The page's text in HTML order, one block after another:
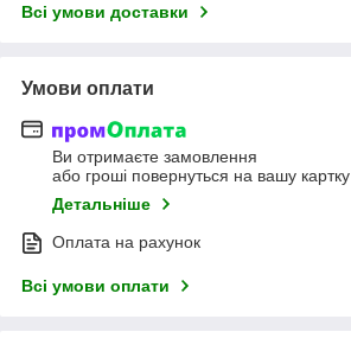
Всі умови доставки
Умови оплати
Ви отримаєте замовлення
або гроші повернуться на вашу картку
Детальніше
Оплата на рахунок
Всі умови оплати